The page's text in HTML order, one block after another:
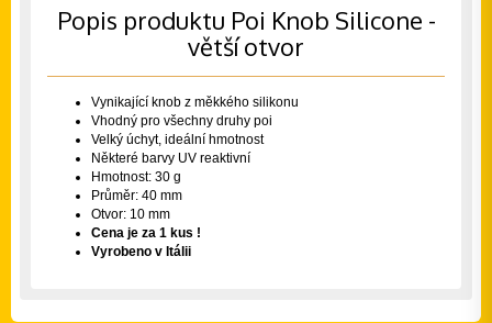
Popis produktu Poi Knob Silicone -
větší otvor
Vynikající knob z měkkého silikonu
Vhodný pro všechny druhy poi
Velký úchyt, ideální hmotnost
Některé barvy UV reaktivní
Hmotnost: 30 g
Průměr: 40 mm
Otvor: 10 mm
Cena je za 1 kus !
Vyrobeno v Itálii